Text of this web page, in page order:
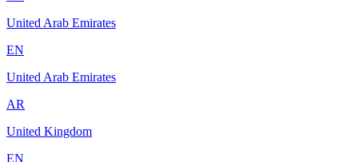
United Arab Emirates
EN
United Arab Emirates
AR
United Kingdom
EN